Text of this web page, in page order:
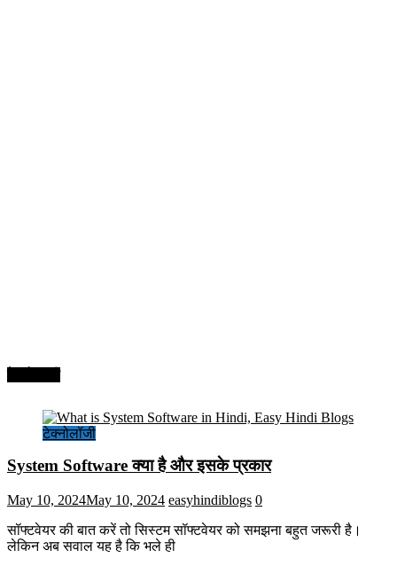
टेक्नोलॉजी
System Software क्या है और इसके प्रकार
May 10, 2024May 10, 2024 easyhindiblogs 0
सॉफ्टवेयर की बात करें तो सिस्टम सॉफ्टवेयर को समझना बहुत जरूरी है।
लेकिन अब सवाल यह है कि भले ही